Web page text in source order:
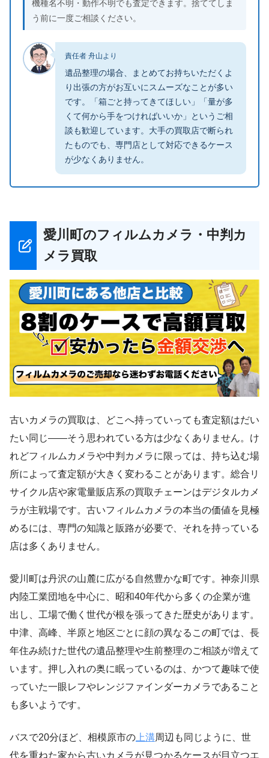
機種名不明・動作不明でも査定できます。捨ててしま
う前に一度ご相談ください。
責任者 舟山より
遺品整理の場合、まとめてお持ちいただくよ
り出張の方がお互いにスムーズなことが多い
です。「箱ごと持ってきてほしい」「量が多
くて何から手をつければいいか」というご相
談も歓迎しています。大手の買取店で断られ
たものでも、専門店として対応できるケース
が少なくありません。
愛川町のフィルムカメラ・中判カ
メラ買取
古いカメラの買取は、どこへ持っていっても査定額はだい
たい同じ——そう思われている方は少なくありません。け
れどフィルムカメラや中判カメラに限っては、持ち込む場
所によって査定額が大きく変わることがあります。総合リ
サイクル店や家電量販店系の買取チェーンはデジタルカメ
ラが主戦場です。古いフィルムカメラの本当の価値を見極
めるには、専門の知識と販路が必要で、それを持っている
店は多くありません。
愛川町は丹沢の山麓に広がる自然豊かな町です。神奈川県
内陸工業団地を中心に、昭和40年代から多くの企業が進
出し、工場で働く世代が根を張ってきた歴史があります。
中津、高峰、半原と地区ごとに顔の異なるこの町では、長
年住み続けた世代の遺品整理や生前整理のご相談が増えて
います。押し入れの奥に眠っているのは、かつて趣味で使
っていた一眼レフやレンジファインダーカメラであること
も多いようです。
バスで20分ほど、相模原市の 上溝周辺も同じように、世
代を重ねた家から古いカメラが見つかるケースが目立つエ